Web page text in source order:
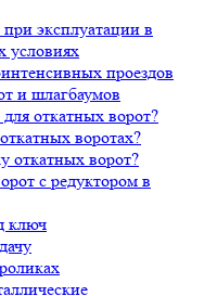
эксплуатации в
условиях
проездов
и шлагбаумов
откатных ворот?
воротах?
откатных ворот?
с редуктором в
ключ